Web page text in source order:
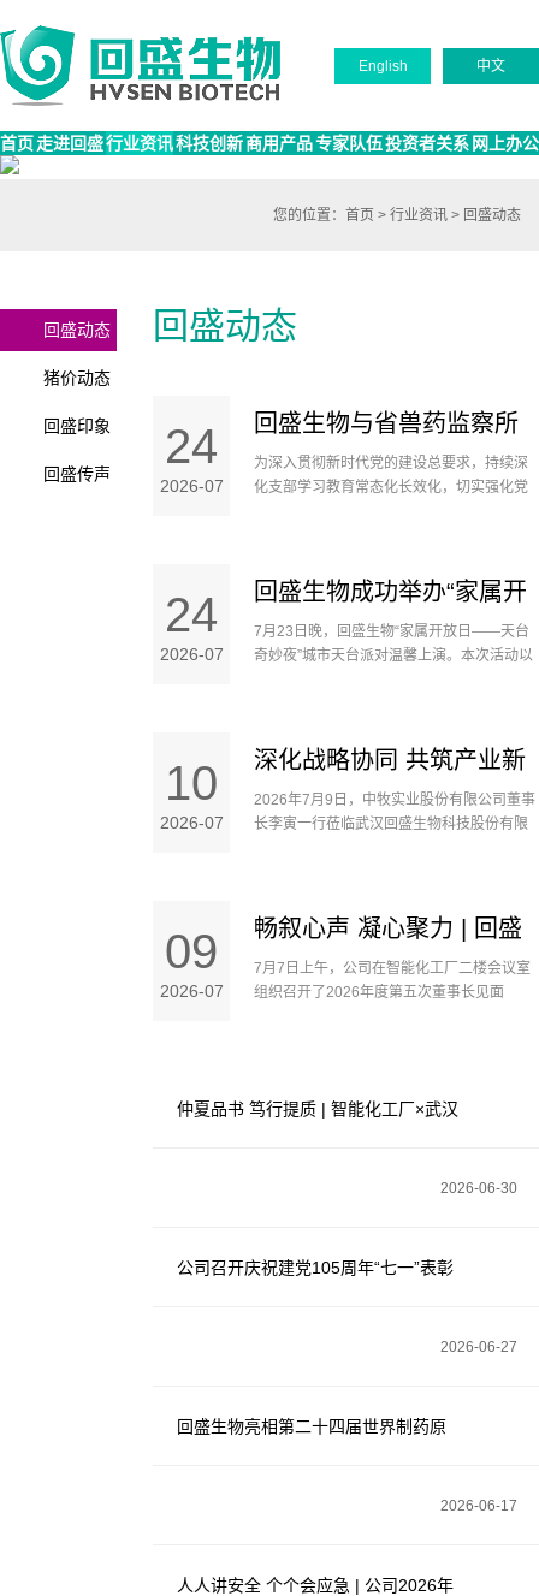
English 中文
首页走进回盛行业资讯科技创新商用产品专家队伍投资者关系 网上办公
您的位置： 首页 > 行业资讯 > 回盛动态
回盛动态
猪价动态
回盛印象
回盛传声
回盛动态
24
2026-07
回盛生物与省兽药监察所
联合开展 “赓续红色铸初
党日活动
为深入贯彻新时代党的建设总要求，持续深
化支部学习教育常态化长效化，切实强化党
展联学共建主题党日活动。......
24
2026-07
回盛生物成功举办“家属开
放日——天台奇妙夜”活动
7月23日晚，回盛生物“家属开放日——天台
奇妙夜”城市天台派对温馨上演。本次活动以
10
2026-07
深化战略协同 共筑产业新
篇——中牧股份与回盛生
2026年7月9日，中牧实业股份有限公司董事
长李寅一行莅临武汉回盛生物科技股份有限
09
2026-07
畅叙心声 凝心聚力 | 回盛
生物组织召开2026年第五
7月7日上午，公司在智能化工厂二楼会议室
组织召开了2026年度第五次董事长见面
仲夏品书 笃行提质 | 智能化工厂×武汉
第二电线电缆有限公司 联动读书会圆
满举办
2026-06-30
公司召开庆祝建党105周年“七一”表彰
2026-06-27
回盛生物亮相第二十四届世界制药原
2026-06-17
人人讲安全 个个会应急 | 公司2026年